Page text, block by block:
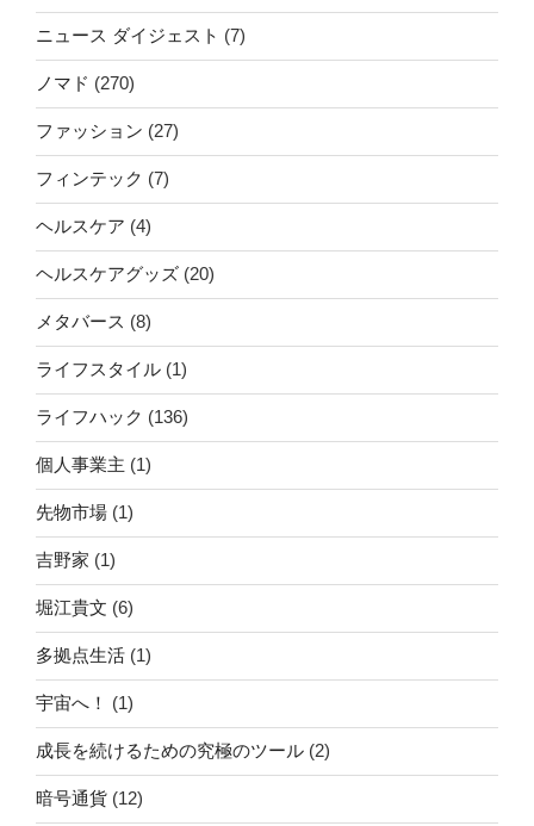
ニュース ダイジェスト (7)
ノマド (270)
ファッション (27)
フィンテック (7)
ヘルスケア (4)
ヘルスケアグッズ (20)
メタバース (8)
ライフスタイル (1)
ライフハック (136)
個人事業主 (1)
先物市場 (1)
吉野家 (1)
堀江貴文 (6)
多拠点生活 (1)
宇宙へ！ (1)
成長を続けるための究極のツール (2)
暗号通貨 (12)